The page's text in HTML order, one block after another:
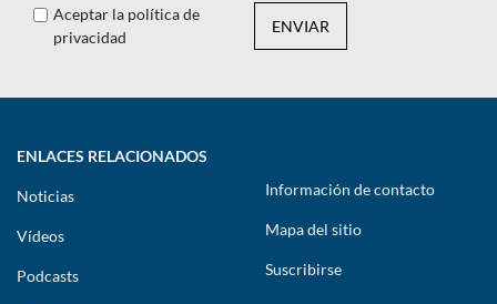
Aceptar la política de
privacidad
ENVIAR
ENLACES RELACIONADOS
Noticias
Vídeos
Podcasts
Información de contacto
Mapa del sitio
Suscribirse